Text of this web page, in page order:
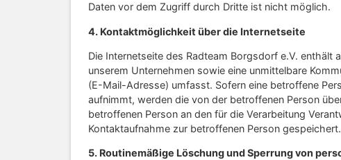
Daten vor dem Zugriff durch Dritte ist nicht möglich.
4. Kontaktmöglichkeit über die Internetseite
Die Internetseite des Radteam Borgsdorf e.V.
unserem Unternehmen sowie eine unmittelbare
(E-Mail-Adresse) umfasst. Sofern eine betroffene
aufnimmt, werden die von der betroffenen Person
betroffenen Person an den für die Verarbeitung
Kontaktaufnahme zur betroffenen Person
5. Routinemäßige Löschung und Sperrung von